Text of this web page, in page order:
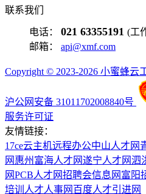
联系我们
电话： 021 63355191 (工
邮箱： api@xmf.com
Copyright © 2023-2026 小蜜蜂云
沪公网安备 31011702008840号
服务许可证
友情链接：
17ce云主机远程办公中山人才网
网 惠州富海人才网遂宁人才网泗
网PCB人才网招聘会信息网 富阳
培训 人才人事网 百度人才引进网